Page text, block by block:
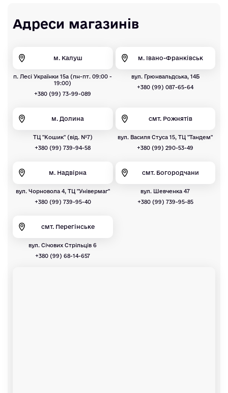
Адреси магазинів
м. Калуш
п. Лесі Українки 15а (пн-пт. 09:00 -
19:00)
+380 (99) 73-99-089
м. Івано-Франківськ
вул. Грюнвальдська, 14Б
+380 (99) 087-65-64
м. Долина
ТЦ "Кошик" (від. №7)
+380 (99) 739-94-58
смт. Рожнятів
вул. Василя Стуса 15, ТЦ "Тандем"
+380 (99) 290-53-49
м. Надвірна
вул. Чорновола 4, ТЦ "Універмаг"
+380 (99) 739-95-40
смт. Богородчани
вул. Шевченка 47
+380 (99) 739-95-85
смт. Перегінське
вул. Січових Стрільців 6
+380 (99) 68-14-657